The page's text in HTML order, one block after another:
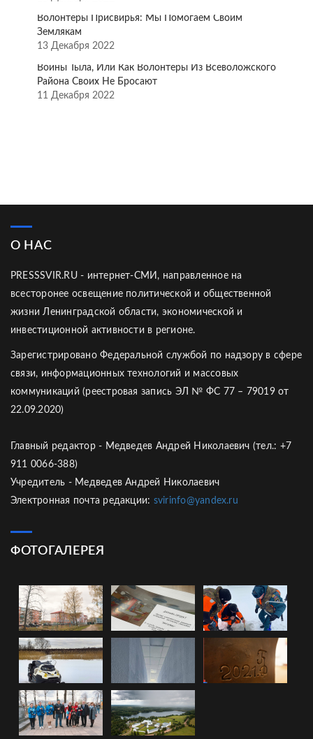
Волонтёры Присвирья: Мы Помогаем Своим
Землякам
13 Декабря 2022
Воины Тыла, Или Как Волонтёры Из Всеволожского
Района Своих Не Бросают
11 Декабря 2022
О НАС
PRESSSVIR.RU - интернет-СМИ, направленное на
всесторонее освещение политической и общественной
жизни Ленинградской области, экономической и
инвестиционной активности в регионе.
Зарегистрировано Федеральной службой по надзору в сфере
связи, информационных технологий и массовых
коммуникаций (реестровая запись ЭЛ № ФС 77 – 79019 от
22.09.2020)
Главный редактор - Медведев Андрей Николаевич (тел.: +7
911 0066-388)
Учредитель - Медведев Андрей Николаевич
Электронная почта редакции: svirinfo@yandex.ru
ФОТОГАЛЕРЕЯ